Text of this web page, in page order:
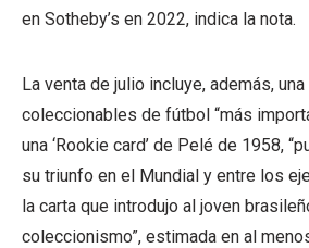
en Sotheby’s en 2022, indica la nota.
La venta de julio incluye, además,
coleccionables de fútbol “más
una ‘Rookie card’ de Pelé de 1958,
su triunfo en el Mundial y entre los
la carta que introdujo al joven
coleccionismo”, estimada en al